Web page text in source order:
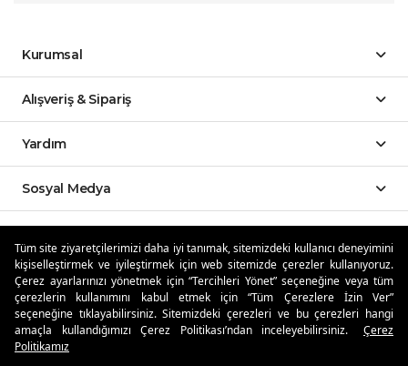
Tüm site ziyaretçilerimizi daha iyi tanımak, sitemizdeki kullanıcı deneyimini
kişiselleştirmek ve iyileştirmek için web sitemizde çerezler kullanıyoruz.
Çerez ayarlarınızı yönetmek için “Tercihleri Yönet” seçeneğine veya tüm
çerezlerin kullanımını kabul etmek için “Tüm Çerezlere İzin Ver”
seçeneğine tıklayabilirsiniz. Sitemizdeki çerezleri ve bu çerezleri hangi
amaçla kullandığımızı Çerez Politikası’ndan inceleyebilirsiniz.
Çerez
Politikamız
Kurumsal
Alışveriş & Sipariş
Yardım
Sosyal Medya
Özdilekteyim'de Taksit Avantajları
Güvenli Alışveriş